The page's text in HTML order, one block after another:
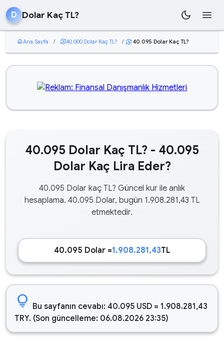
D Dolar Kaç TL? dark_mode menu
homeAna Sayfa / currency_exchange40.000 Dolar Kaç TL? / currency_exchange 40.095 Dolar Kaç TL?
40.095 Dolar Kaç TL? - 40.095
Dolar Kaç Lira Eder?
40.095 Dolar kaç TL? Güncel kur ile anlık
hesaplama. 40.095 Dolar, bugün 1.908.281,43 TL
etmektedir.
40.095 Dolar =1.908.281,43TL
lightbulb Bu sayfanın cevabı: 40.095 USD = 1.908.281,43
TRY. (Son güncelleme: 06.08.2026 23:35)